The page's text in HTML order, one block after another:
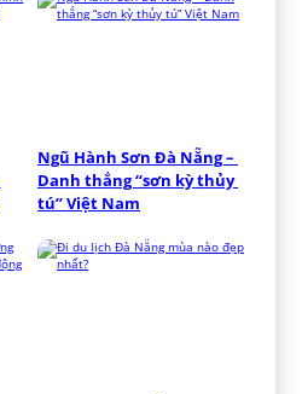
Ngũ Hành Sơn Đà Nẵng –
Danh thắng “sơn kỳ thủy
tú” Việt Nam